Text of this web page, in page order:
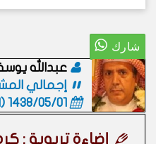
عبدالله
إجمالي
1438/05/01 (06:01 صباحاً)
إضاءة تربوية :